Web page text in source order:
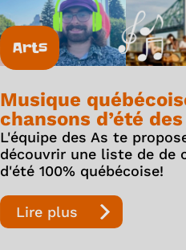
Arts
Musique
chansons d’été des
L'équipe des As te
découvrir une liste de de
d'été 100% québécoise!
Lire plus